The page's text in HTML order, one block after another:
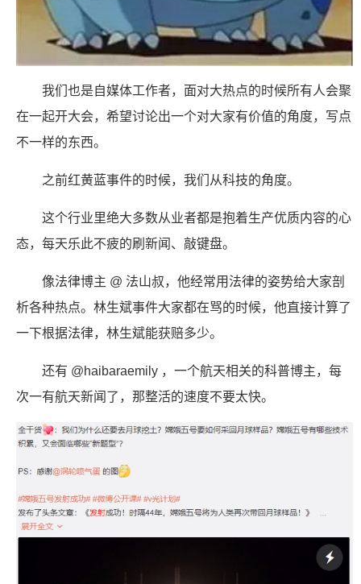
我们也是自媒体工作者，面对大热点的时候所有人会聚
在一起开大会，希望讨论出一个对大家有价值的角度，写点
不一样的东西。
之前红黄蓝事件的时候，我们从科技的角度。
这个行业里绝大多数从业者都是抱着生产优质内容的心
态，每天乐此不疲的刷新闻、敲键盘。
像法律博主 @ 法山叔，他经常用法律的姿势给大家剖
析各种热点。林生斌事件大家都在骂的时候，他直接计算了
一下根据法律，林生斌能获赔多少。
还有 @haibaraemily ，一个航天相关的科普博主，每
次一有航天新闻了，那整活的速度不要太快。